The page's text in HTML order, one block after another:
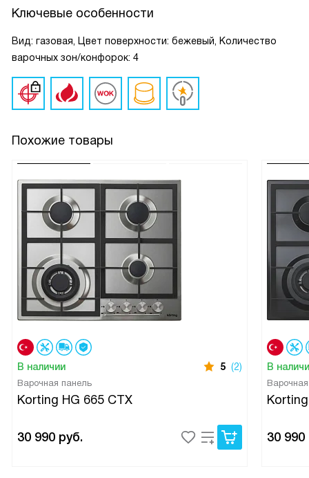
Ключевые особенности
Вид: газовая, Цвет поверхности: бежевый, Количество
варочных зон/конфорок: 4
Похожие товары
В наличии 5 (2)
Варочная панель
Korting HG 665 CTX
30 990 руб.
В
30 990